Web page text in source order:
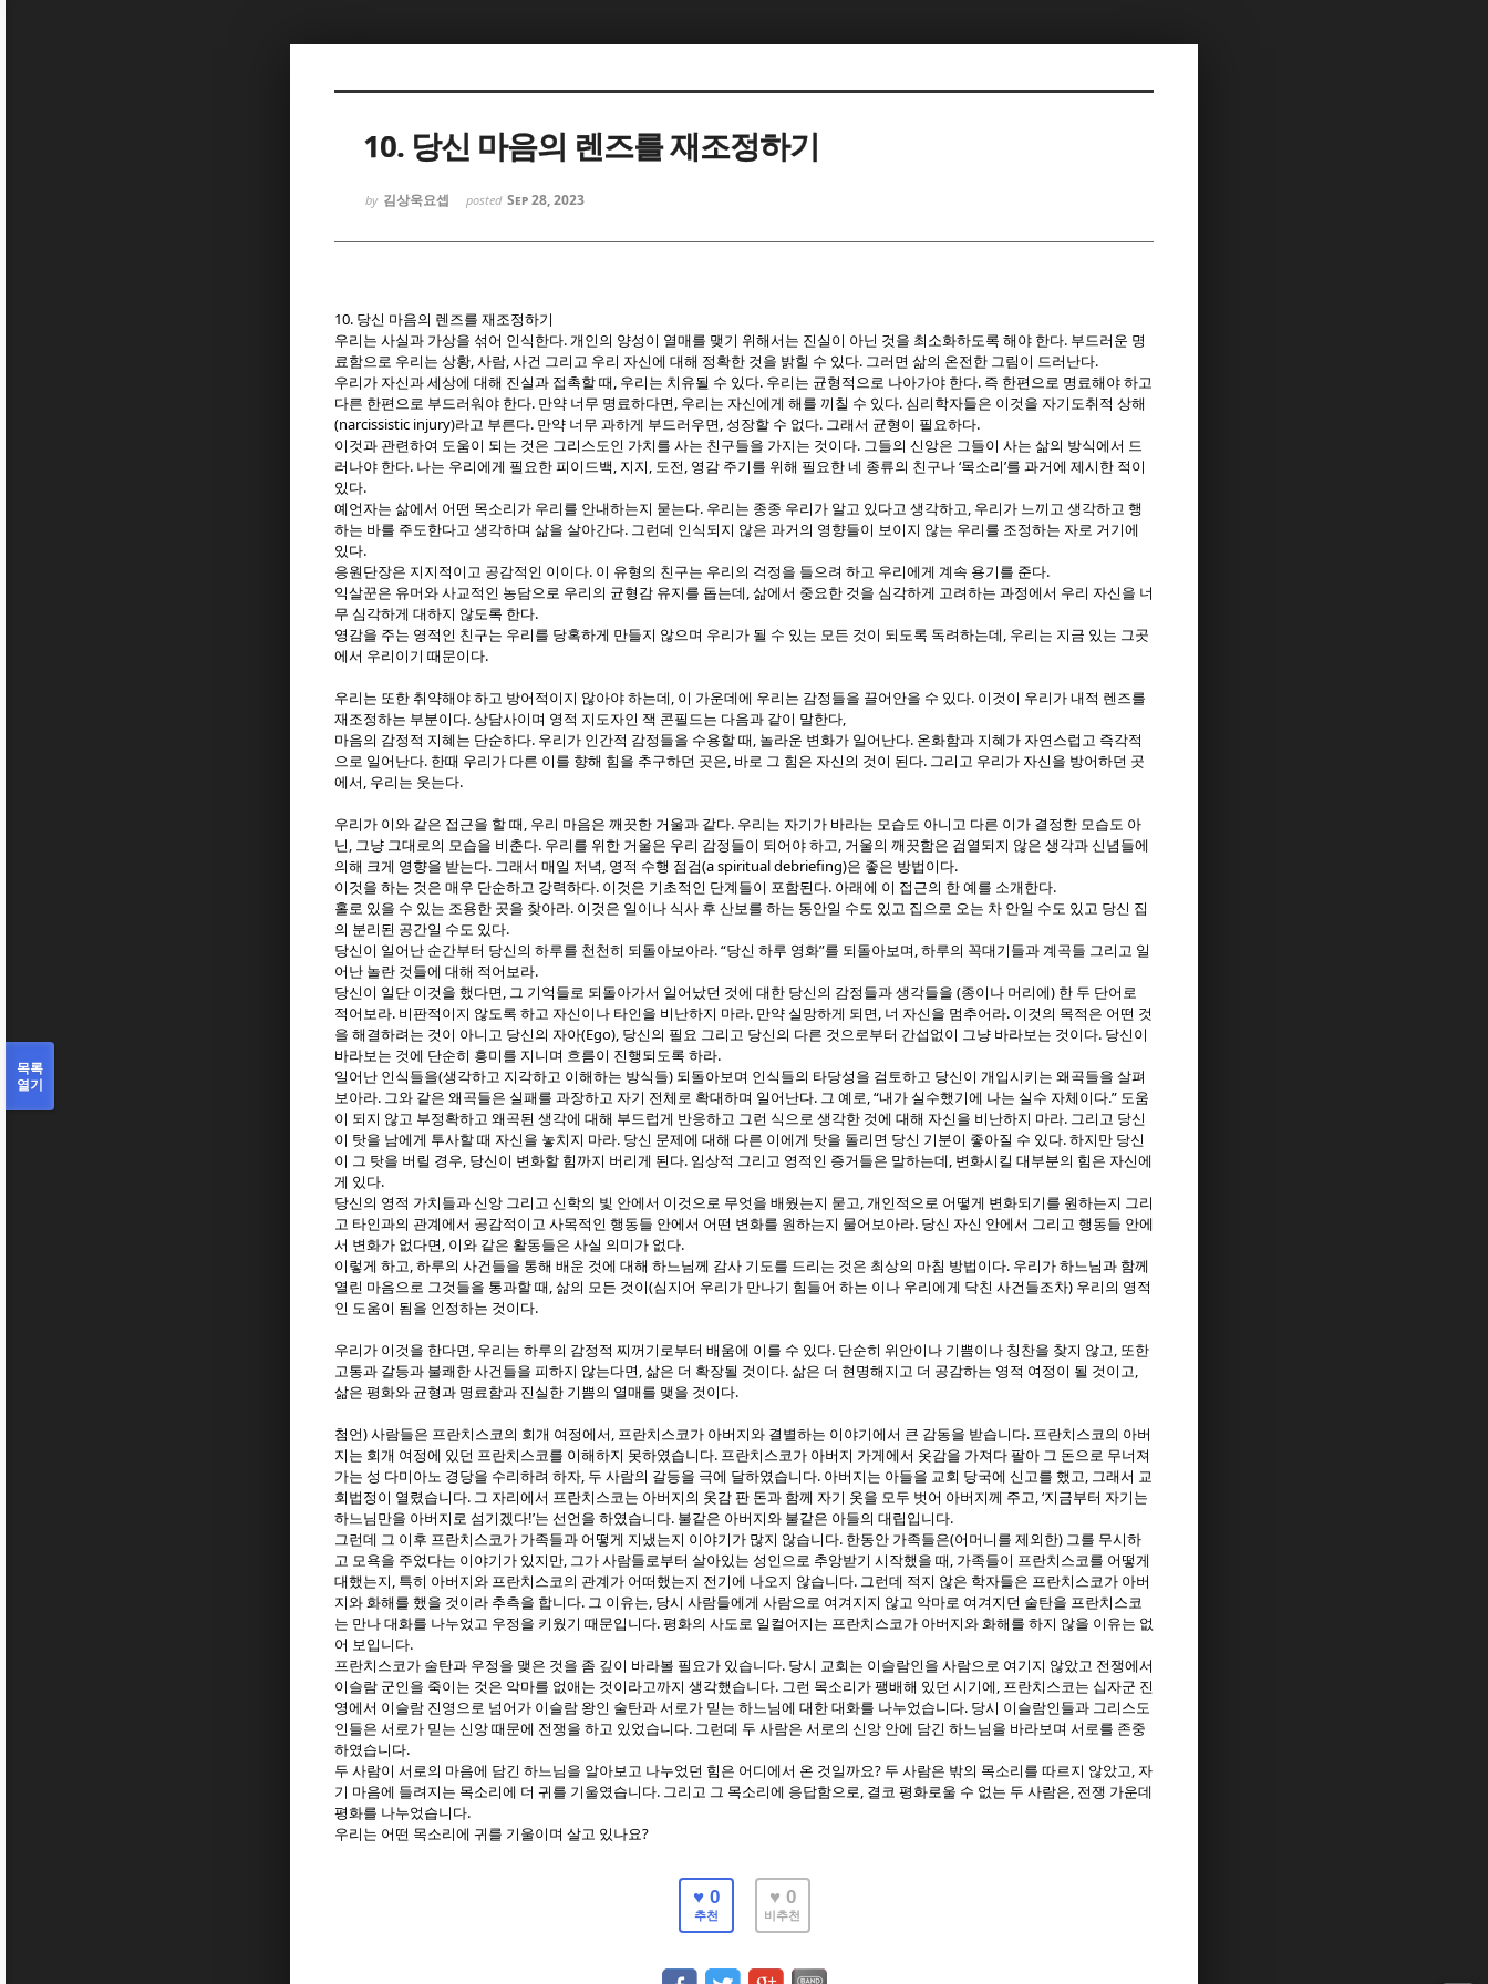
10. 당신 마음의 렌즈를 재조정하기
by 김상욱요셉 posted Sep 28, 2023
10. 당신 마음의 렌즈를 재조정하기
우리는 사실과 가상을 섞어 인식한다. 개인의 양성이 열매를 맺기 위해서는 진실이 아닌 것을 최소화하도록 해야 한다. 부드러운 명
료함으로 우리는 상황, 사람, 사건 그리고 우리 자신에 대해 정확한 것을 밝힐 수 있다. 그러면 삶의 온전한 그림이 드러난다.
우리가 자신과 세상에 대해 진실과 접촉할 때 , 우리는 치유될 수 있다. 우리는 균형적으로 나아가야 한다. 즉 한편으로 명료해야 하고
다른 한편으로 부드러워야 한다. 만약 너무 명료하다면 , 우리는 자신에게 해를 끼칠 수 있다. 심리학자들은 이것을 자기도취적 상해
(narcissistic injury)라고 부른다. 만약 너무 과하게 부드러우면 , 성장할 수 없다. 그래서 균형이 필요하다.
이것과 관련하여 도움이 되는 것은 그리스도인 가치를 사는 친구들을 가지는 것이다. 그들의 신앙은 그들이 사는 삶의 방식에서 드
러나야 한다. 나는 우리에게 필요한 피이드백 , 지지 , 도전 , 영감 주기를 위해 필요한 네 종류의 친구나 ‘목소리’를 과거에 제시한 적이
있다.
예언자는 삶에서 어떤 목소리가 우리를 안내하는지 묻는다. 우리는 종종 우리가 알고 있다고 생각하고, 우리가 느끼고 생각하고 행
하는 바를 주도한다고 생각하며 삶을 살아간다. 그런데 인식되지 않은 과거의 영향들이 보이지 않는 우리를 조정하는 자로 거기에
있다.
응원단장은 지지적이고 공감적인 이이다. 이 유형의 친구는 우리의 걱정을 들으려 하고 우리에게 계속 용기를 준다.
익살꾼은 유머와 사교적인 농담으로 우리의 균형감 유지를 돕는데 , 삶에서 중요한 것을 심각하게 고려하는 과정에서 우리 자신을 너
무 심각하게 대하지 않도록 한다.
영감을 주는 영적인 친구는 우리를 당혹하게 만들지 않으며 우리가 될 수 있는 모든 것이 되도록 독려하는데 , 우리는 지금 있는 그곳
에서 우리이기 때문이다.
우리는 또한 취약해야 하고 방어적이지 않아야 하는데 , 이 가운데에 우리는 감정들을 끌어안을 수 있다. 이것이 우리가 내적 렌즈를
재조정하는 부분이다. 상담사이며 영적 지도자인 잭 콘필드는 다음과 같이 말한다,
마음의 감정적 지혜는 단순하다. 우리가 인간적 감정들을 수용할 때 , 놀라운 변화가 일어난다. 온화함과 지혜가 자연스럽고 즉각적
으로 일어난다. 한때 우리가 다른 이를 향해 힘을 추구하던 곳은, 바로 그 힘은 자신의 것이 된다. 그리고 우리가 자신을 방어하던 곳
에서 , 우리는 웃는다.
우리가 이와 같은 접근을 할 때 , 우리 마음은 깨끗한 거울과 같다. 우리는 자기가 바라는 모습도 아니고 다른 이가 결정한 모습도 아
닌 , 그냥 그대로의 모습을 비춘다. 우리를 위한 거울은 우리 감정들이 되어야 하고, 거울의 깨끗함은 검열되지 않은 생각과 신념들에
의해 크게 영향을 받는다. 그래서 매일 저녁 , 영적 수행 점검(a spiritual debriefing)은 좋은 방법이다.
이것을 하는 것은 매우 단순하고 강력하다. 이것은 기초적인 단계들이 포함된다. 아래에 이 접근의 한 예를 소개한다.
홀로 있을 수 있는 조용한 곳을 찾아라. 이것은 일이나 식사 후 산보를 하는 동안일 수도 있고 집으로 오는 차 안일 수도 있고 당신 집
의 분리된 공간일 수도 있다.
당신이 일어난 순간부터 당신의 하루를 천천히 되돌아보아라. “당신 하루 영화”를 되돌아보며 , 하루의 꼭대기들과 계곡들 그리고 일
어난 놀란 것들에 대해 적어보라.
당신이 일단 이것을 했다면 , 그 기억들로 되돌아가서 일어났던 것에 대한 당신의 감정들과 생각들을 (종이나 머리에) 한 두 단어로
적어보라. 비판적이지 않도록 하고 자신이나 타인을 비난하지 마라. 만약 실망하게 되면 , 너 자신을 멈추어라. 이것의 목적은 어떤 것
을 해결하려는 것이 아니고 당신의 자아(Ego), 당신의 필요 그리고 당신의 다른 것으로부터 간섭없이 그냥 바라보는 것이다. 당신이
바라보는 것에 단순히 흥미를 지니며 흐름이 진행되도록 하라.
일어난 인식들을(생각하고 지각하고 이해하는 방식들) 되돌아보며 인식들의 타당성을 검토하고 당신이 개입시키는 왜곡들을 살펴
보아라. 그와 같은 왜곡들은 실패를 과장하고 자기 전체로 확대하며 일어난다. 그 예로, “내가 실수했기에 나는 실수 자체이다.” 도움
이 되지 않고 부정확하고 왜곡된 생각에 대해 부드럽게 반응하고 그런 식으로 생각한 것에 대해 자신을 비난하지 마라. 그리고 당신
이 탓을 남에게 투사할 때 자신을 놓치지 마라. 당신 문제에 대해 다른 이에게 탓을 돌리면 당신 기분이 좋아질 수 있다. 하지만 당신
이 그 탓을 버릴 경우, 당신이 변화할 힘까지 버리게 된다. 임상적 그리고 영적인 증거들은 말하는데 , 변화시킬 대부분의 힘은 자신에
게 있다.
당신의 영적 가치들과 신앙 그리고 신학의 빛 안에서 이것으로 무엇을 배웠는지 묻고, 개인적으로 어떻게 변화되기를 원하는지 그리
고 타인과의 관계에서 공감적이고 사목적인 행동들 안에서 어떤 변화를 원하는지 물어보아라. 당신 자신 안에서 그리고 행동들 안에
서 변화가 없다면 , 이와 같은 활동들은 사실 의미가 없다.
이렇게 하고, 하루의 사건들을 통해 배운 것에 대해 하느님께 감사 기도를 드리는 것은 최상의 마침 방법이다. 우리가 하느님과 함께
열린 마음으로 그것들을 통과할 때 , 삶의 모든 것이(심지어 우리가 만나기 힘들어 하는 이나 우리에게 닥친 사건들조차) 우리의 영적
인 도움이 됨을 인정하는 것이다.
우리가 이것을 한다면 , 우리는 하루의 감정적 찌꺼기로부터 배움에 이를 수 있다. 단순히 위안이나 기쁨이나 칭찬을 찾지 않고, 또한
고통과 갈등과 불쾌한 사건들을 피하지 않는다면 , 삶은 더 확장될 것이다. 삶은 더 현명해지고 더 공감하는 영적 여정이 될 것이고,
삶은 평화와 균형과 명료함과 진실한 기쁨의 열매를 맺을 것이다.
첨언) 사람들은 프란치스코의 회개 여정에서 , 프란치스코가 아버지와 결별하는 이야기에서 큰 감동을 받습니다. 프란치스코의 아버
지는 회개 여정에 있던 프란치스코를 이해하지 못하였습니다. 프란치스코가 아버지 가게에서 옷감을 가져다 팔아 그 돈으로 무너져
가는 성 다미아노 경당을 수리하려 하자, 두 사람의 갈등을 극에 달하였습니다. 아버지는 아들을 교회 당국에 신고를 했고, 그래서 교
회법정이 열렸습니다. 그 자리에서 프란치스코는 아버지의 옷감 판 돈과 함께 자기 옷을 모두 벗어 아버지께 주고, ‘지금부터 자기는
하느님만을 아버지로 섬기겠다!’는 선언을 하였습니다. 불같은 아버지와 불같은 아들의 대립입니다.
그런데 그 이후 프란치스코가 가족들과 어떻게 지냈는지 이야기가 많지 않습니다. 한동안 가족들은(어머니를 제외한) 그를 무시하
고 모욕을 주었다는 이야기가 있지만, 그가 사람들로부터 살아있는 성인으로 추앙받기 시작했을 때 , 가족들이 프란치스코를 어떻게
대했는지 , 특히 아버지와 프란치스코의 관계가 어떠했는지 전기에 나오지 않습니다. 그런데 적지 않은 학자들은 프란치스코가 아버
지와 화해를 했을 것이라 추측을 합니다. 그 이유는, 당시 사람들에게 사람으로 여겨지지 않고 악마로 여겨지던 술탄을 프란치스코
는 만나 대화를 나누었고 우정을 키웠기 때문입니다. 평화의 사도로 일컬어지는 프란치스코가 아버지와 화해를 하지 않을 이유는 없
어 보입니다.
프란치스코가 술탄과 우정을 맺은 것을 좀 깊이 바라볼 필요가 있습니다. 당시 교회는 이슬람인을 사람으로 여기지 않았고 전쟁에서
이슬람 군인을 죽이는 것은 악마를 없애는 것이라고까지 생각했습니다. 그런 목소리가 팽배해 있던 시기에 , 프란치스코는 십자군 진
영에서 이슬람 진영으로 넘어가 이슬람 왕인 술탄과 서로가 믿는 하느님에 대한 대화를 나누었습니다. 당시 이슬람인들과 그리스도
인들은 서로가 믿는 신앙 때문에 전쟁을 하고 있었습니다. 그런데 두 사람은 서로의 신앙 안에 담긴 하느님을 바라보며 서로를 존중
하였습니다.
두 사람이 서로의 마음에 담긴 하느님을 알아보고 나누었던 힘은 어디에서 온 것일까요? 두 사람은 밖의 목소리를 따르지 않았고, 자
기 마음에 들려지는 목소리에 더 귀를 기울였습니다. 그리고 그 목소리에 응답함으로, 결코 평화로울 수 없는 두 사람은, 전쟁 가운데
평화를 나누었습니다.
우리는 어떤 목소리에 귀를 기울이며 살고 있나요?
♥ 0
추천
♥ 0
비추천
목록
열기
Sketchbook5, 스케치북5
Sketchbook5, 스케치북5